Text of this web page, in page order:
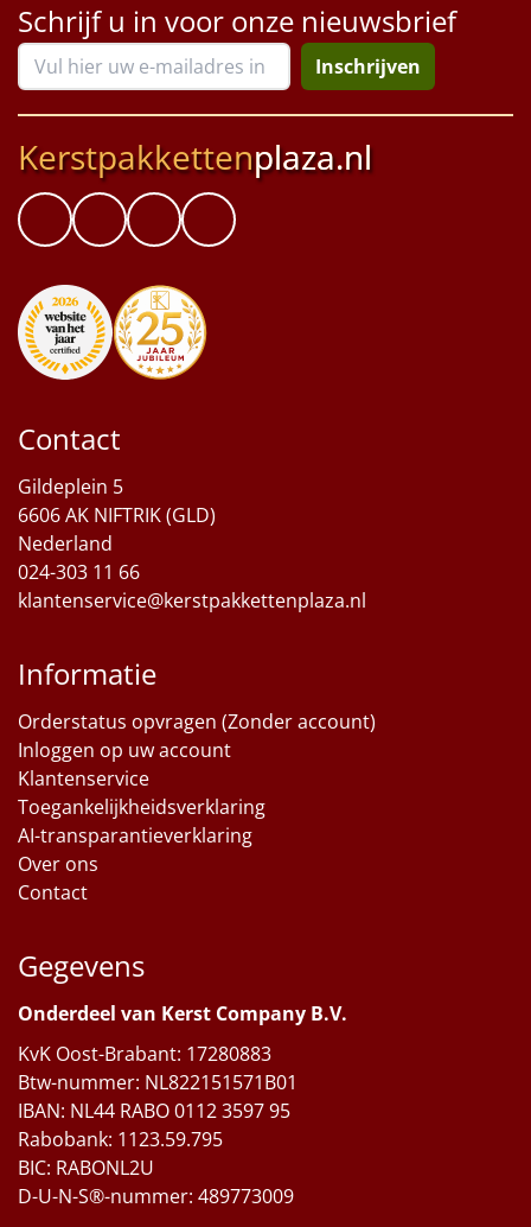
Schrijf u in voor onze nieuwsbrief
Inschrijven
Kerstpakkettenplaza.nl
Contact
Gildeplein 5
6606 AK NIFTRIK (GLD)
Nederland
024-303 11 66
klantenservice@kerstpakkettenplaza.nl
Informatie
Orderstatus opvragen (Zonder account)
Inloggen op uw account
Klantenservice
Toegankelijkheidsverklaring
AI-transparantieverklaring
Over ons
Contact
Gegevens
Onderdeel van Kerst Company B.V.
KvK Oost-Brabant: 17280883
Btw-nummer: NL822151571B01
IBAN: NL44 RABO 0112 3597 95
Rabobank: 1123.59.795
BIC: RABONL2U
D-U-N-S®-nummer: 489773009